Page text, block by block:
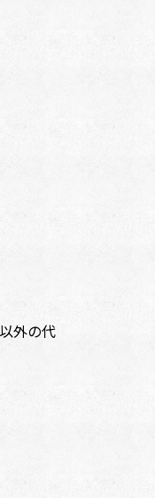
外の代